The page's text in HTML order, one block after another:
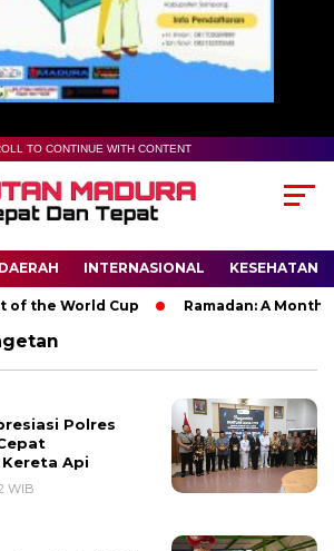
TO CONTINUE WITH CONTENT
DAERAH INTERNASIONAL KESEHATAN
the World Cup Ramadan: A Month
Polres
Api
WIB